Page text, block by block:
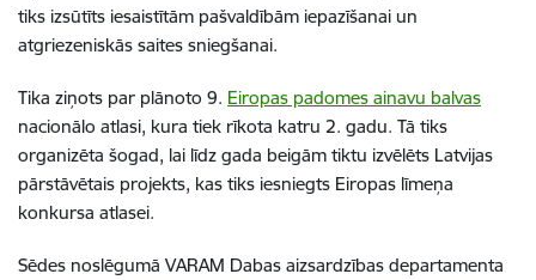
tiks izsūtīts iesaistītām pašvaldībām iepazīšanai un
atgriezeniskās saites sniegšanai.
Tika ziņots par plānoto 9. Eiropas padomes ainavu balvas
nacionālo atlasi, kura tiek rīkota katru 2. gadu. Tā tiks
organizēta šogad, lai līdz gada beigām tiktu izvēlēts Latvijas
pārstāvētais projekts, kas tiks iesniegts Eiropas līmeņa
konkursa atlasei.
Sēdes noslēgumā VARAM Dabas aizsardzības departamenta